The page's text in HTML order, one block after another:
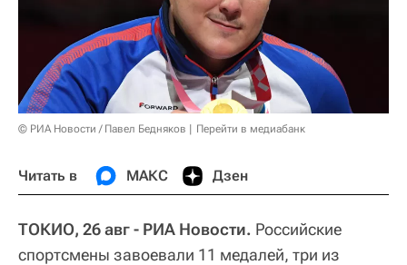
© РИА Новости / Павел Бедняков Перейти в медиабанк
Читать в МАКС Дзен
ТОКИО, 26 авг - РИА Новости. Российские
спортсмены завоевали 11 медалей, три из